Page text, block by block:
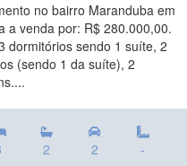
no bairro Maranduba em
a venda por: R$ 280.000,00.
dormitórios sendo 1 suíte, 2
(sendo 1 da suíte), 2
2 2 -